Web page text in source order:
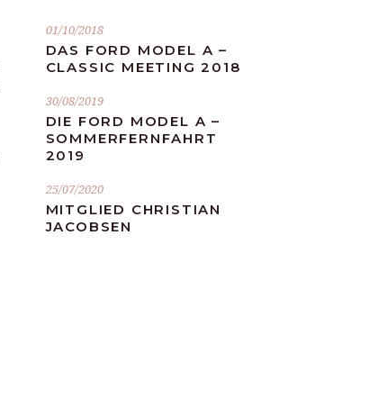
01/10/2018
DAS FORD MODEL A –
CLASSIC MEETING 2018
30/08/2019
DIE FORD MODEL A –
SOMMERFERNFAHRT
2019
25/07/2020
MITGLIED CHRISTIAN
JACOBSEN